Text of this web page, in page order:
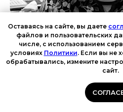
Ярмолюк Татьяна
Оставаясь на сайте, вы даете
файлов и пользовательских
числе, с использованием
условиях Политики. Если вы не
обрабатывались, измените
сайт.